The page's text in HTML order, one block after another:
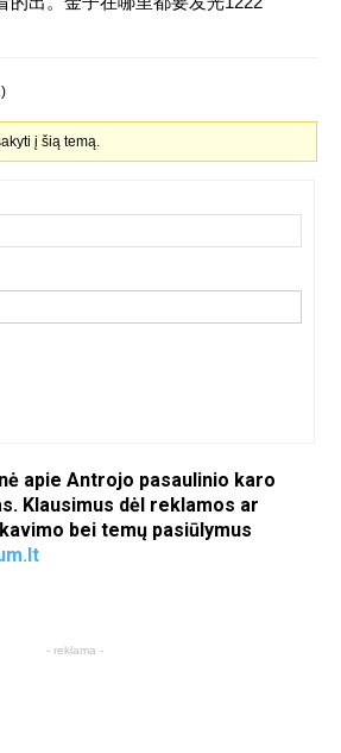
į šią temą.
apie Antrojo pasaulinio karo
Klausimus dėl reklamos ar
bei temų pasiūlymus
- reklama -